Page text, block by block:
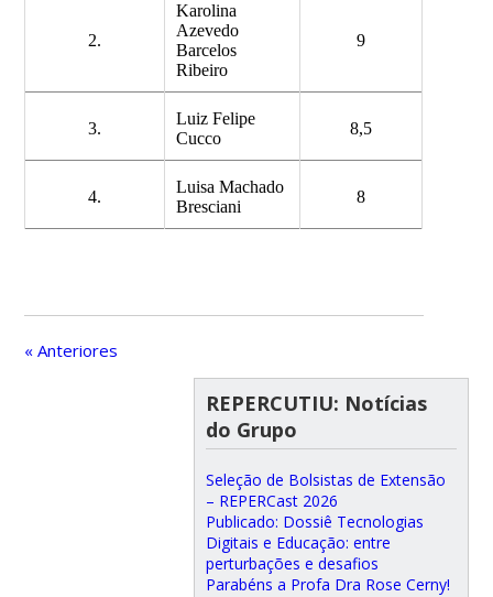
2.
Karolina
Azevedo
Barcelos
Ribeiro
9
3.
Luiz Felipe
Cucco
8,5
4.
Luisa Machado
Bresciani
8
« Anteriores
REPERCUTIU: Notícias
do Grupo
Seleção de Bolsistas de Extensão
– REPERCast 2026
Publicado: Dossiê Tecnologias
Digitais e Educação: entre
perturbações e desafios
Parabéns a Profa Dra Rose Cerny!